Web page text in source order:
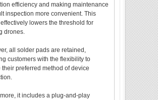
efficiency and making maintenance
inspection more convenient. This
lowers the threshold for
drones.
all solder pads are retained,
customers with the flexibility to
their preferred method of device
it includes a plug-and-play